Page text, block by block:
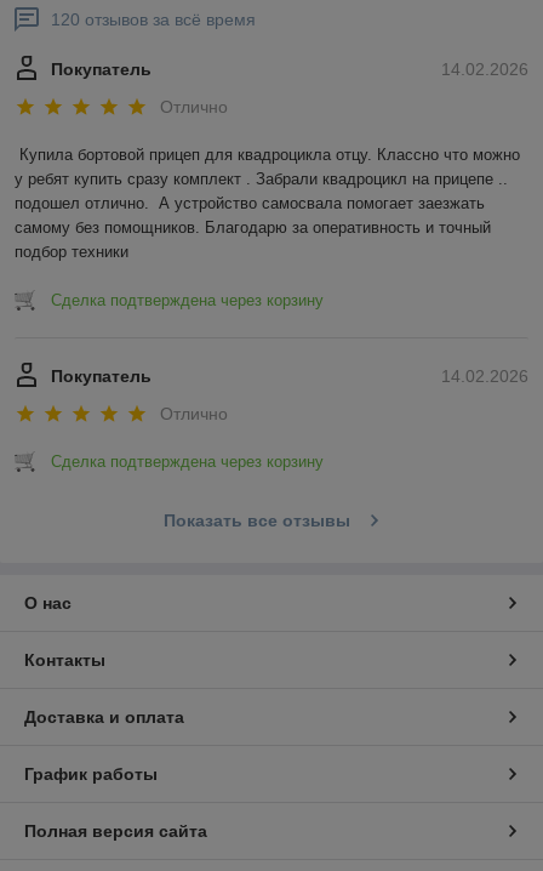
120 отзывов за всё время
14.02.2026
Покупатель
Отлично
Купила бортовой прицеп для квадроцикла отцу. Классно что можно
у ребят купить сразу комплект . Забрали квадроцикл на прицепе ..
подошел отлично.  А устройство самосвала помогает заезжать
самому без помощников. Благодарю за оперативность и точный
подбор техники
Сделка подтверждена через корзину
14.02.2026
Покупатель
Отлично
Сделка подтверждена через корзину
Показать все отзывы
О нас
Контакты
Доставка и оплата
График работы
Полная версия сайта